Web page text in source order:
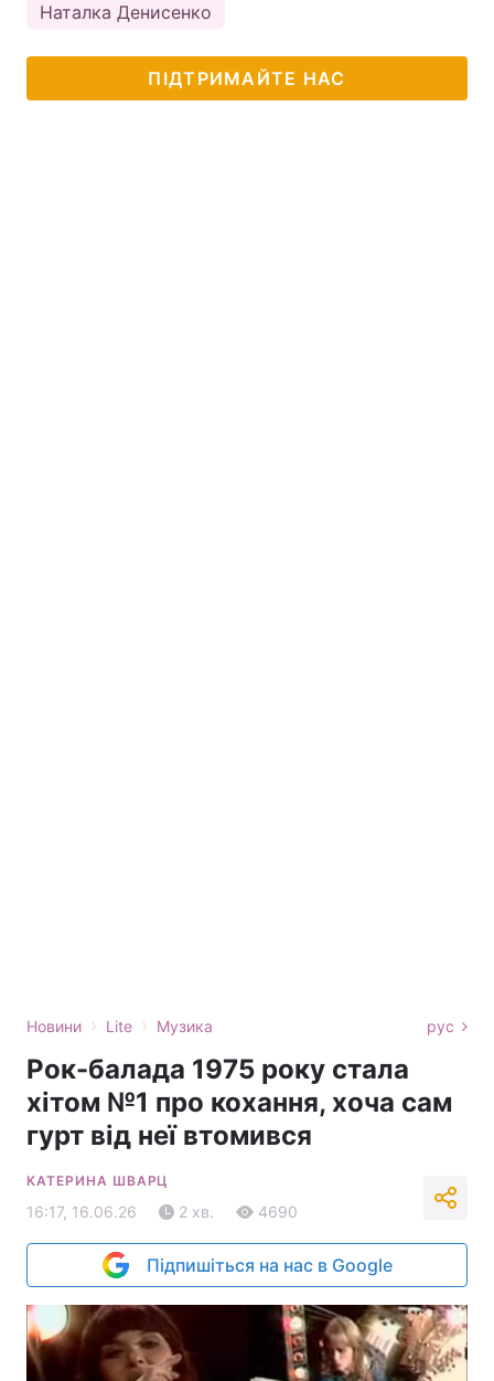
Наталка Денисенко
ПІДТРИМАЙТЕ НАС
Новини › Lite › Музика рус
Рок-балада 1975 року стала
хітом №1 про кохання, хоча сам
гурт від неї втомився
КАТЕРИНА ШВАРЦ
16:17, 16.06.26 2 хв. 4690
Підпишіться на нас в Google